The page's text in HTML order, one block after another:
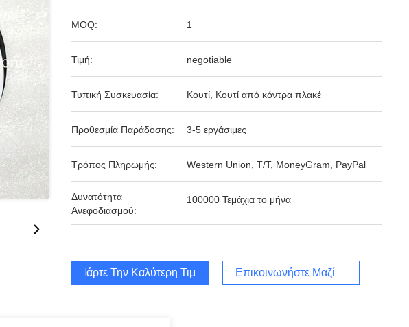
MOQ: 1
Τιμή: negotiable
Τυπική Συσκευασία: Κουτί, Κουτί από κόντρα πλακέ
Προθεσμία Παράδοσης: 3-5 εργάσιμες
Τρόπος Πληρωμής: Western Union, T/T, MoneyGram, PayPal
Δυνατότητα
Ανεφοδιασμού:
100000 Τεμάχια το μήνα
Πάρτε Την Καλύτερη Τιμή Επικοινωνήστε Μαζί Μας